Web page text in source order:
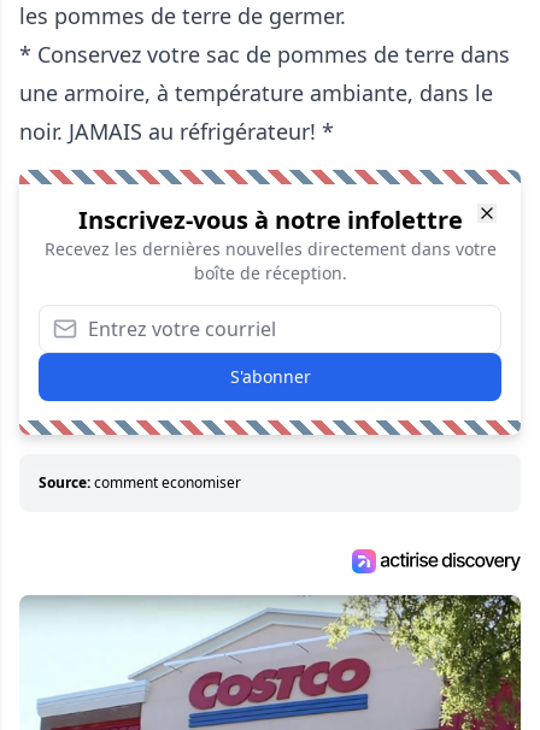
les pommes de terre de germer.
* Conservez votre sac de pommes de terre dans
une armoire, à température ambiante, dans le
noir. JAMAIS au réfrigérateur! *
Inscrivez-vous à notre infolettre
Recevez les dernières nouvelles directement dans votre
boîte de réception.
S'abonner
Source:comment economiser